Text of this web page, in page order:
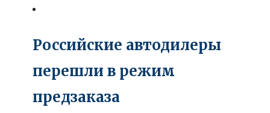
Российские автодилеры
перешли в режим
предзаказа